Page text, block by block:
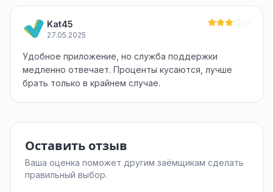
Kat45
27.05.2025
Удобное приложение, но служба поддержки
медленно отвечает. Проценты кусаются, лучше
брать только в крайнем случае.
Оставить отзыв
Ваша оценка поможет другим заёмщикам сделать
правильный выбор.